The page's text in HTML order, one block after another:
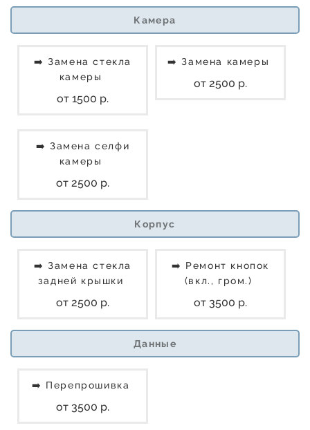
Камера
➡️ Замена стекла
камеры
от 1500 р.
➡️ Замена камеры
от 2500 р.
➡️ Замена селфи
камеры
от 2500 р.
Корпус
➡️ Замена стекла
задней крышки
от 2500 р.
➡️ Ремонт кнопок
(вкл., гром.)
от 3500 р.
Данные
➡️ Перепрошивка
от 3500 р.